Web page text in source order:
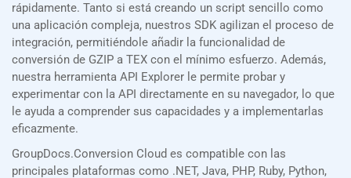
rápidamente. Tanto si está creando un script sencillo como
una aplicación compleja, nuestros SDK agilizan el proceso de
integración, permitiéndole añadir la funcionalidad de
conversión de GZIP a TEX con el mínimo esfuerzo. Además,
nuestra herramienta API Explorer le permite probar y
experimentar con la API directamente en su navegador, lo que
le ayuda a comprender sus capacidades y a implementarlas
eficazmente.
GroupDocs.Conversion Cloud es compatible con las
principales plataformas como .NET, Java, PHP, Ruby, Python,